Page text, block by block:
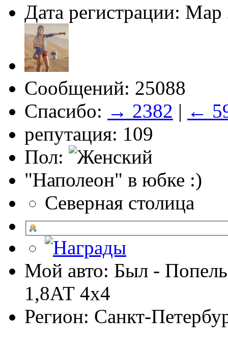
Дата регистрации: Мар
Сообщений: 25088
Спасибо: → 2382 | ←
репутация: 109
Пол:
"Наполеон" в юбке :)
Северная столица
Мой авто: Был -
1,8АТ 4х4
Регион: Санкт-